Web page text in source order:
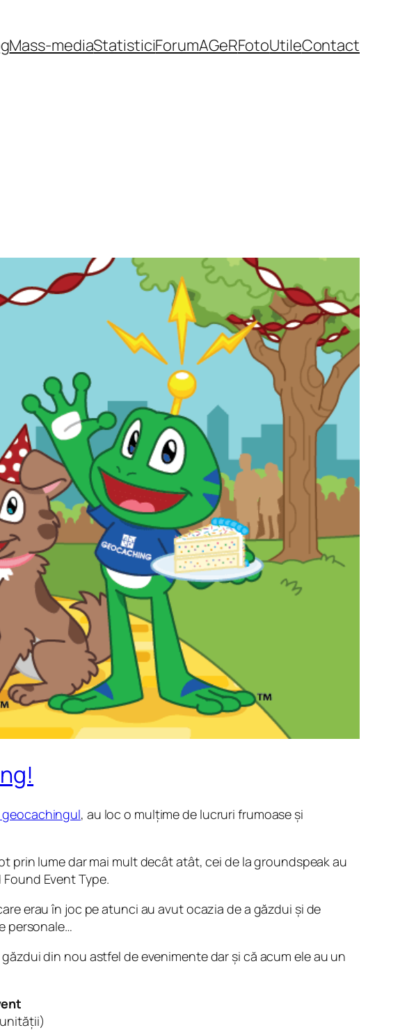
Mass-mediaStatisticiForumAGeRFotoUtileContact
, au loc o mulțime de lucruri frumoase și
prin lume dar mai mult decât atât, cei de la groundspeak au
Event Type.
erau în joc pe atunci au avut ocazia de a găzdui și de
personale…
din nou astfel de evenimente dar și că acum ele au un